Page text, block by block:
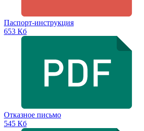
Паспорт-инструкция
653 Кб
Отказное письмо
545 Кб